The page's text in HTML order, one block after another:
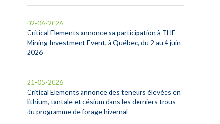
Critical Elements annonce sa participation à THE
Mining Investment Event, à Québec, du 2 au 4 juin
2026
02-06-2026
Critical Elements annonce des teneurs élevées en
lithium, tantale et césium dans les derniers trous
du programme de forage hivernal
21-05-2026